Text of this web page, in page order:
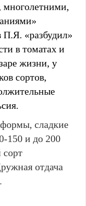
многолетними,
П.Я. «разбудил»
в томатах и
жизни, у
сортов,
сладкие
150 и до 200
отдача